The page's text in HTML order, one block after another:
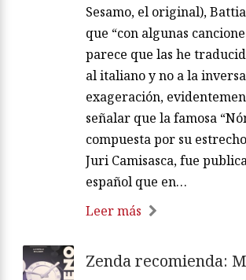
Sesamo, el original),
que “con algunas
parece que las he
al italiano y no a la
exageración,
señalar que la famosa
compuesta por su
Juri Camisasca, fue
español que en…
Leer más
Zenda recomienda: